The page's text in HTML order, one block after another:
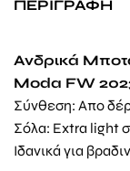
ΠΕΡΙΓΡΑΦΉ
Ανδρικά
Moda FW
Σύνθεση: Απο
Σόλα: Extra light
Ιδανικά για